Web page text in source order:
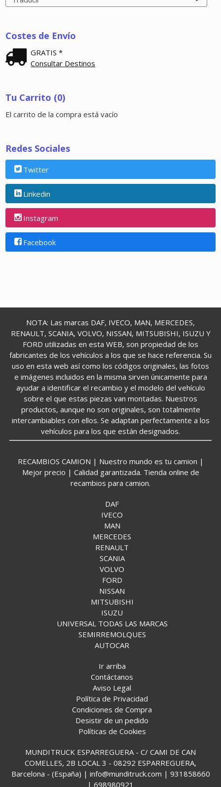
Costes de Envío
GRATIS *
Consultar Destinos
Tu Carrito (0)
El carrito de la compra está vacío
Redes Sociales
Twitter
Linkedin
Instagram
Facebook
NOTA: Las marcas DAF, IVECO, MAN, MERCEDES,
RENAULT, SCANIA, VOLVO, NISSAN, MITSUBISHI, ISUZU Y
FORD utilizadas en esta WEB, son propiedad de los
fabricantes de los vehículos a los que se hace referencia. Su
uso en esta web así como los códigos originales, las fotos
e imágenes incluidos en la misma sirven únicamente para
ayudar a identificar el recambio y el modelo del vehículo
sobre el que estas piezas van montadas. Nuestros
productos, aunque no son originales, son totalmente
intercambiables con ellos. Se adaptan perfectamente a los
vehículos para los que están designados.
RECAMBIOS CAMION | Nuestro mundo es tu camion |
Mejor precio | Calidad garantizada. Tienda online de
recambios para camion.
DAF
IVECO
MAN
MERCEDES
RENAULT
SCANIA
VOLVO
FORD
NISSAN
MITSUBISHI
ISUZU
UNIVERSAL TODAS LAS MARCAS
SEMIRREMOLQUES
AUTOCAR
Ir arriba
Contáctanos
Aviso Legal
Política de Privacidad
Condiciones de Compra
Desistir de un pedido
Políticas de Cookies
MUNDITRUCK ESPARREGUERA - C/ CAMI DE CAN
COMELLES, 2B LOCAL 3 - 08292 ESPARREGUERA,
Barcelona - (España) | info@munditruck.com | 931858660
| 698980921